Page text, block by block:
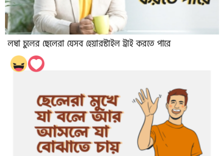
লম্বা চুলের ছেলেরা যেসব হেয়ারস্টাইল ট্রাই করতে পারে